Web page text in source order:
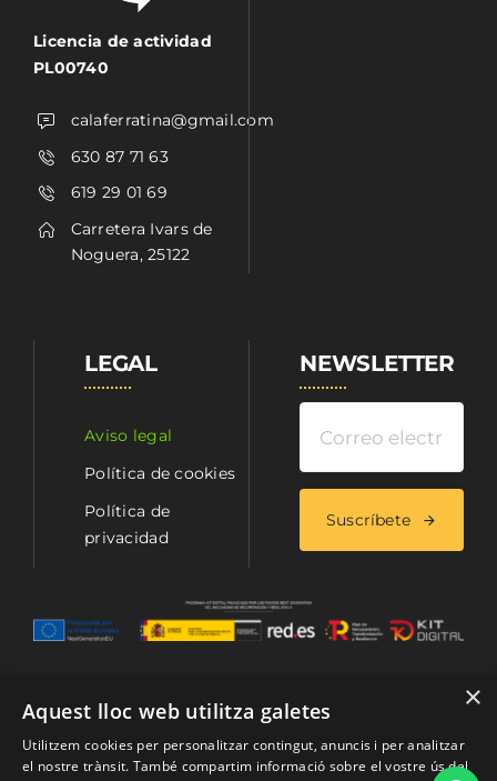
Licencia de actividad
PL00740
calaferratina@gmail.com
630 87 71 63
619 29 01 69
Carretera Ivars de
Noguera, 25122
LEGAL
Aviso legal
Política de cookies
Política de
privacidad
NEWSLETTER
Suscríbete
×
Aquest lloc web utilitza galetes
Utilitzem cookies per personalitzar contingut, anuncis i per analitzar
el nostre trànsit. També compartim informació sobre el vostre ús del